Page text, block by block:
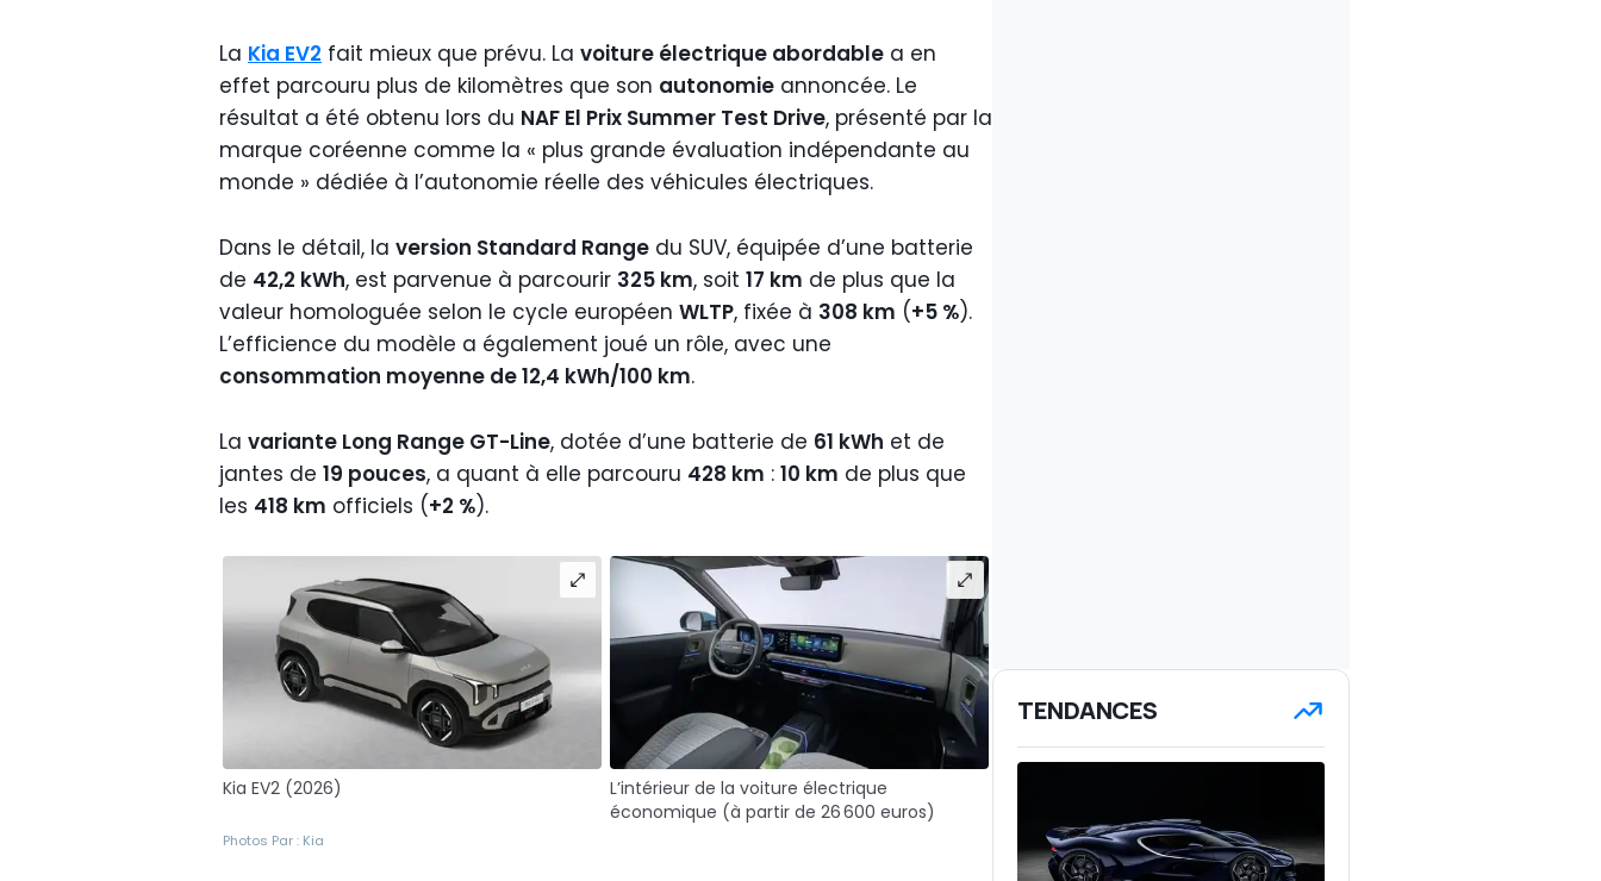
La Kia EV2 fait mieux que prévu. La voiture électrique abordable a en
effet parcouru plus de kilomètres que son autonomie annoncée. Le
résultat a été obtenu lors du NAF El Prix Summer Test Drive, présenté par la
marque coréenne comme la « plus grande évaluation indépendante au
monde » dédiée à l’autonomie réelle des véhicules électriques.
Dans le détail, la version Standard Range du SUV, équipée d’une batterie
de 42,2 kWh, est parvenue à parcourir 325 km, soit 17 km de plus que la
valeur homologuée selon le cycle européen WLTP, fixée à 308 km (+5 %).
L’efficience du modèle a également joué un rôle, avec une
consommation moyenne de 12,4 kWh/100 km.
La variante Long Range GT-Line, dotée d’une batterie de 61 kWh et de
jantes de 19 pouces, a quant à elle parcouru 428 km : 10 km de plus que
les 418 km officiels (+2 %).
Kia EV2 (2026)
L’intérieur de la voiture électrique
économique (à partir de 26 600 euros)
Photos Par : Kia
TENDANCES